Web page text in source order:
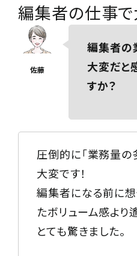
編集者の仕事で
編集者の
大変だと
すか？
圧倒的に「業務量の
大変です！
編集者になる前に
たボリューム感より
とても驚きました。